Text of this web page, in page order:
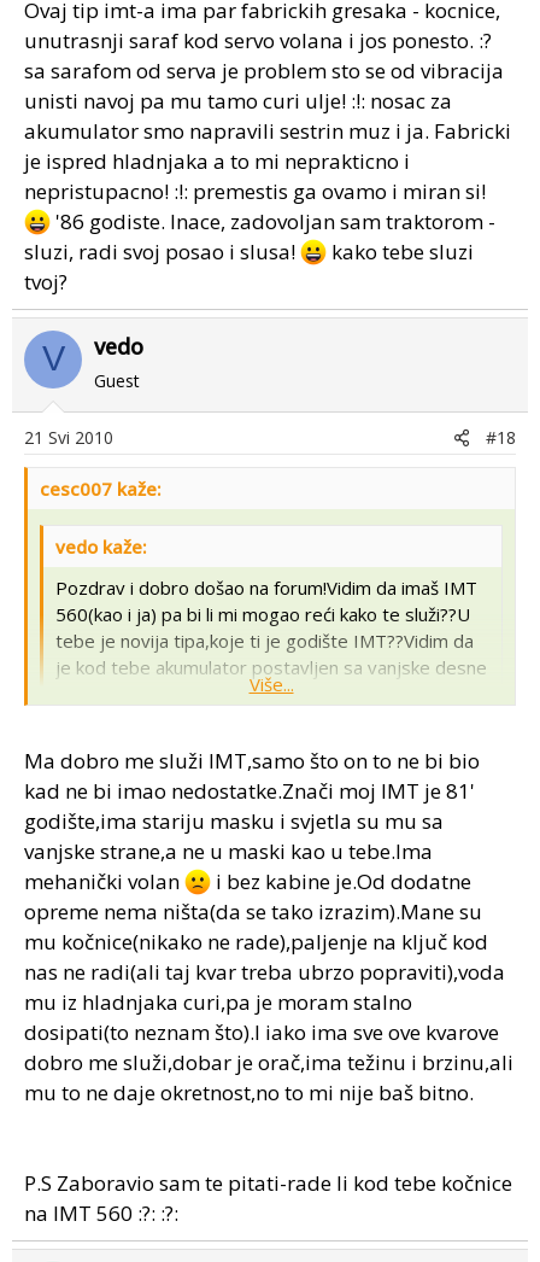
Ovaj tip imt-a ima par fabrickih gresaka - kocnice,
unutrasnji saraf kod servo volana i jos ponesto. :?
sa sarafom od serva je problem sto se od vibracija
unisti navoj pa mu tamo curi ulje! :!: nosac za
akumulator smo napravili sestrin muz i ja. Fabricki
je ispred hladnjaka a to mi neprakticno i
nepristupacno! :!: premestis ga ovamo i miran si!
'86 godiste. Inace, zadovoljan sam traktorom -
sluzi, radi svoj posao i slusa!
kako tebe sluzi
tvoj?
V vedo
Guest
21 Svi 2010 #18
cesc007 kaže:
vedo kaže:
Pozdrav i dobro došao na forum!Vidim da imaš IMT
560(kao i ja) pa bi li mi mogao reći kako te služi??U
tebe je novija tipa,koje ti je godište IMT??Vidim da
je kod tebe akumulator postavljen sa vanjske desne
strane,da li si ti to uradio ili je to fabrički
Ovaj tip imt-a ima par fabrickih gresaka - kocnice,
unutrasnji saraf kod servo volana i jos ponesto. :? sa
sarafom od serva je problem sto se od vibracija unisti
navoj pa mu tamo curi ulje! :!: nosac za akumulator smo
napravili sestrin muz i ja. Fabricki je ispred hladnjaka a
to mi neprakticno i nepristupacno! :!: premestis ga
ovamo i miran si!
'86 godiste. Inace, zadovoljan sam
traktorom - sluzi, radi svoj posao i slusa!
kako tebe
sluzi tvoj?
Više...
Ma dobro me služi IMT,samo što on to ne bi bio
kad ne bi imao nedostatke.Znači moj IMT je 81'
godište,ima stariju masku i svjetla su mu sa
vanjske strane,a ne u maski kao u tebe.Ima
mehanički volan
i bez kabine je.Od dodatne
opreme nema ništa(da se tako izrazim).Mane su
mu kočnice(nikako ne rade),paljenje na ključ kod
nas ne radi(ali taj kvar treba ubrzo popraviti),voda
mu iz hladnjaka curi,pa je moram stalno
dosipati(to neznam što).I iako ima sve ove kvarove
dobro me služi,dobar je orač,ima težinu i brzinu,ali
mu to ne daje okretnost,no to mi nije baš bitno.
P.S Zaboravio sam te pitati-rade li kod tebe kočnice
na IMT 560 :?: :?: